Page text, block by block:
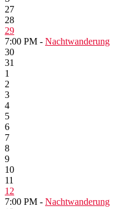
27
28
29
7:00 PM - Nachtwanderung
30
31
1
2
3
4
5
6
7
8
9
10
11
12
7:00 PM - Nachtwanderung